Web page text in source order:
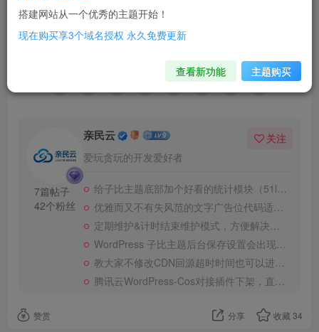
14
36人已评分
7篇帖子
42个粉丝
亲民云
爱玩贪玩的开发爱好者
关注
给子比主题底部加个好看的统计模块（51la统计）
优雅而又不有失风范的文字广告位代码适用于所有WordPress区块主题
定期维护&计时结束维护模式，方便解决好用
WordPress 子比主题后台保存设置会出现function提示解决教程
教大家不修改CDN回源超时时间也可以进行子比主题的在线更新
腾讯云WordPress-Cos对接插件下架，直接下载我之前留的安装包！
赞赏 分享 收藏 34
搭建网站从一个优秀的主题开始！
现在购买享3个域名授权 永久免费更新
查看新功能 主题购买